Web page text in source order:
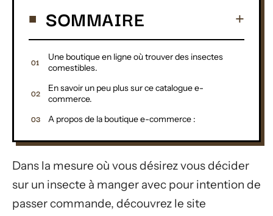
SOMMAIRE
Une boutique en ligne où trouver des insectes
comestibles.
En savoir un peu plus sur ce catalogue e-
commerce.
A propos de la boutique e-commerce :
Dans la mesure où vous désirez vous décider
sur un insecte à manger avec pour intention de
passer commande, découvrez le site